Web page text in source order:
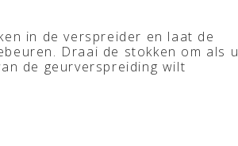
in de verspreider en laat de
Draai de stokken om als u
de geurverspreiding wilt